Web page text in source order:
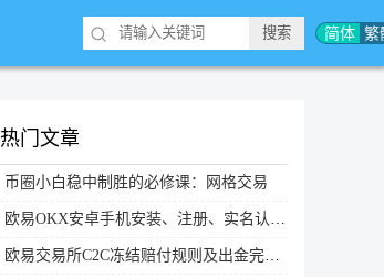
简体 繁
热门文章
币圈小白稳中制胜的必修课：网格交易
欧易OKX安卓手机安装、注册、实名认证、买币转账新手实操教程
欧易交易所C2C冻结赔付规则及出金完整流程